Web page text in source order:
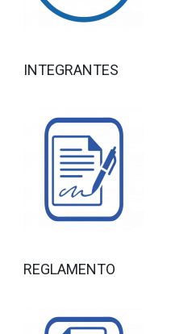
INTEGRANTES
REGLAMENTO